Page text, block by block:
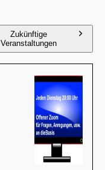
Zukünftige
Veranstaltungen